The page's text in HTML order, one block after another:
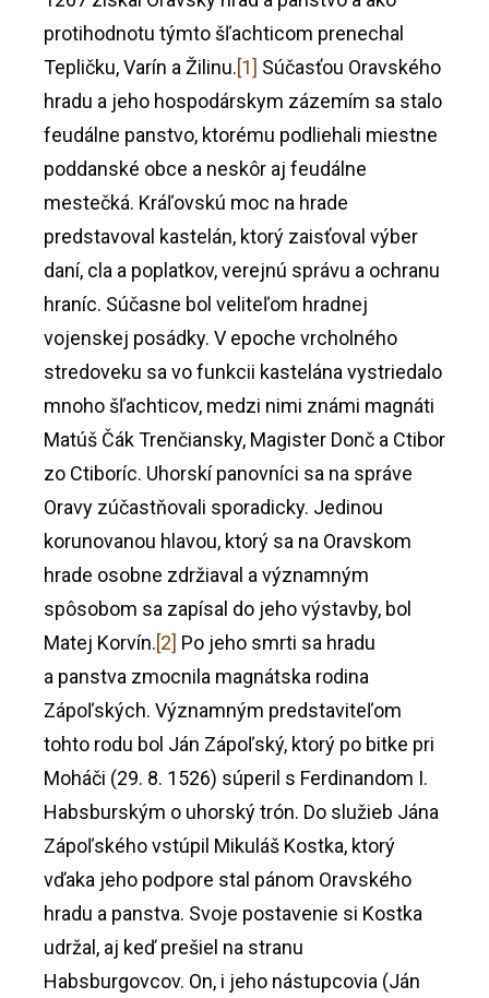
protihodnotu týmto šľachticom prenechal
Tepličku, Varín a Žilinu.[1] Súčasťou Oravského
hradu a jeho hospodárskym zázemím sa stalo
feudálne panstvo, ktorému podliehali miestne
poddanské obce a neskôr aj feudálne
mestečká. Kráľovskú moc na hrade
predstavoval kastelán, ktorý zaisťoval výber
daní, cla a poplatkov, verejnú správu a ochranu
hraníc. Súčasne bol veliteľom hradnej
vojenskej posádky. V epoche vrcholného
stredoveku sa vo funkcii kastelána vystriedalo
mnoho šľachticov, medzi nimi známi magnáti
Matúš Čák Trenčiansky, Magister Donč a Ctibor
zo Ctiboríc. Uhorskí panovníci sa na správe
Oravy zúčastňovali sporadicky. Jedinou
korunovanou hlavou, ktorý sa na Oravskom
hrade osobne zdržiaval a významným
spôsobom sa zapísal do jeho výstavby, bol
Matej Korvín.[2] Po jeho smrti sa hradu
a panstva zmocnila magnátska rodina
Zápoľských. Významným predstaviteľom
tohto rodu bol Ján Zápoľský, ktorý po bitke pri
Moháči (29. 8. 1526) súperil s Ferdinandom I.
Habsburským o uhorský trón. Do služieb Jána
Zápoľského vstúpil Mikuláš Kostka, ktorý
vďaka jeho podpore stal pánom Oravského
hradu a panstva. Svoje postavenie si Kostka
udržal, aj keď prešiel na stranu
Habsburgovcov. On, i jeho nástupcovia (Ján